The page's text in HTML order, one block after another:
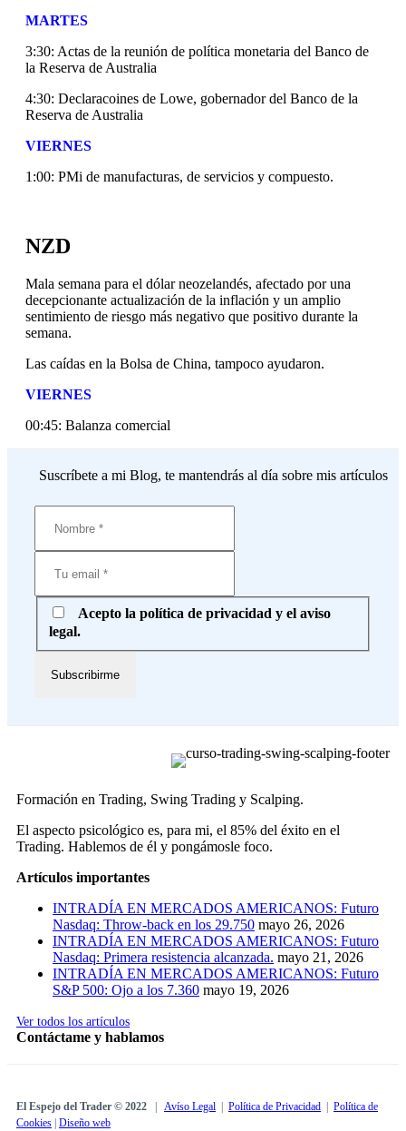
MARTES
3:30: Actas de la reunión de política monetaria del Banco de
la Reserva de Australia
4:30: Declaracoines de Lowe, gobernador del Banco de la
Reserva de Australia
VIERNES
1:00: PMi de manufacturas, de servicios y compuesto.
NZD
Mala semana para el dólar neozelandés, afectado por una
decepcionante actualización de la inflación y un amplio
sentimiento de riesgo más negativo que positivo durante la
semana.
Las caídas en la Bolsa de China, tampoco ayudaron.
VIERNES
00:45: Balanza comercial
Suscríbete a mi Blog, te mantendrás al día sobre mis artículos
Acepto la política de privacidad y el aviso
legal.
Formación en Trading, Swing Trading y Scalping.
El aspecto psicológico es, para mi, el 85% del éxito en el
Trading. Hablemos de él y pongámosle foco.
Artículos importantes
INTRADÍA EN MERCADOS AMERICANOS: Futuro
Nasdaq: Throw-back en los 29.750 mayo 26, 2026
INTRADÍA EN MERCADOS AMERICANOS: Futuro
Nasdaq: Primera resistencia alcanzada. mayo 21, 2026
INTRADÍA EN MERCADOS AMERICANOS: Futuro
S&P 500: Ojo a los 7.360 mayo 19, 2026
Ver todos los artículos
Contáctame y hablamos
El Espejo del Trader © 2022 Avíso Legal Política de Privacidad
Política de
Cookies Diseño web